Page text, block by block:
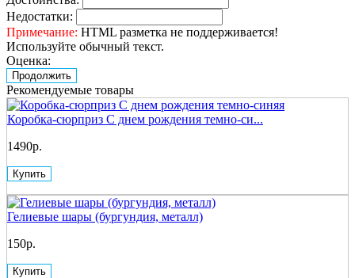
Недостатки:
Примечание: HTML разметка не поддерживается!
Используйте обычный текст.
Оценка:
Продолжить
Рекомендуемые товары
Коробка-сюрприз С днем рождения темно-си...
1490р.
Купить
Гелиевые шары (бургундия, металл)
150р.
Купить